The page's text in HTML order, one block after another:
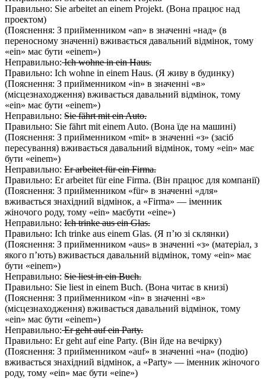
Правильно: Sie arbeitet an einem Projekt. (Вона працює над
проектом)
(Пояснення: З прийменником «an» в значенні «над» (в
переносному значенні) вживається давальний відмінок, тому
«ein» має бути «einem»)
Неправильно:Ich wohne in ein Haus.
Правильно: Ich wohne in einem Haus. (Я живу в будинку)
(Пояснення: З прийменником «in» в значенні «в»
(місцезнаходження) вживається давальний відмінок, тому
«ein» має бути «einem»)
Неправильно: Sie fährt mit ein Auto.
Правильно: Sie fährt mit einem Auto. (Вона їде на машині)
(Пояснення: З прийменником «mit» в значенні «з» (засіб
пересування) вживається давальний відмінок, тому «ein» має
бути «einem»)
Неправильно: Er arbeitet für ein Firma.
Правильно: Er arbeitet für eine Firma. (Він працює для компанії)
(Пояснення: З прийменником «für» в значенні «для»
вживається знахідний відмінок, а «Firma» — іменник
жіночого роду, тому «ein» маєбути «eine»)
Неправильно: Ich trinke aus ein Glas.
Правильно: Ich trinke aus einem Glas. (Я п’ю зі склянки)
(Пояснення: З прийменником «aus» в значенні «з» (матеріал, з
якого п’ють) вживається давальний відмінок, тому «ein» має
бути «einem»)
Неправильно: Sie liest in ein Buch.
Правильно: Sie liest in einem Buch. (Вона читає в книзі)
(Пояснення: З прийменником «in» в значенні «в»
(місцезнаходження) вживається давальний відмінок, тому
«ein» має бути «einem»)
Неправильно:Er geht auf ein Party.
Правильно: Er geht auf eine Party. (Він йде на вечірку)
(Пояснення: З прийменником «auf» в значенні «на» (подію)
вживається знахідний відмінок, а «Party» — іменник жіночого
роду, тому «ein» має бути «eine»)